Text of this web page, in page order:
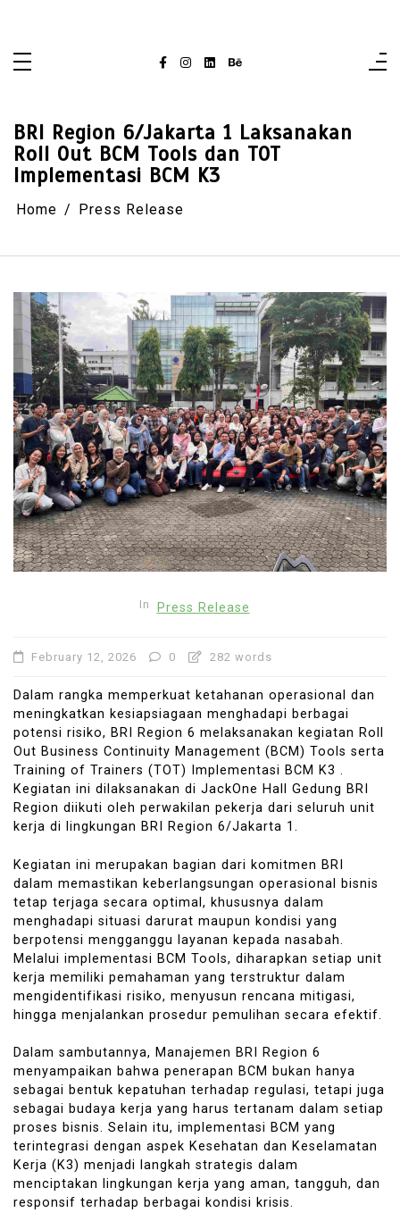
BRI Region 6/Jakarta 1 Laksanakan
Roll Out BCM Tools dan TOT
Implementasi BCM K3
Home Press Release
In Press Release
February 12, 2026 0 282 words
Dalam rangka memperkuat ketahanan operasional dan
meningkatkan kesiapsiagaan menghadapi berbagai
potensi risiko, BRI Region 6 melaksanakan kegiatan Roll
Out Business Continuity Management (BCM) Tools serta
Training of Trainers (TOT) Implementasi BCM K3 .
Kegiatan ini dilaksanakan di JackOne Hall Gedung BRI
Region diikuti oleh perwakilan pekerja dari seluruh unit
kerja di lingkungan BRI Region 6/Jakarta 1.
Kegiatan ini merupakan bagian dari komitmen BRI
dalam memastikan keberlangsungan operasional bisnis
tetap terjaga secara optimal, khususnya dalam
menghadapi situasi darurat maupun kondisi yang
berpotensi mengganggu layanan kepada nasabah.
Melalui implementasi BCM Tools, diharapkan setiap unit
kerja memiliki pemahaman yang terstruktur dalam
mengidentifikasi risiko, menyusun rencana mitigasi,
hingga menjalankan prosedur pemulihan secara efektif.
Dalam sambutannya, Manajemen BRI Region 6
menyampaikan bahwa penerapan BCM bukan hanya
sebagai bentuk kepatuhan terhadap regulasi, tetapi juga
sebagai budaya kerja yang harus tertanam dalam setiap
proses bisnis. Selain itu, implementasi BCM yang
terintegrasi dengan aspek Kesehatan dan Keselamatan
Kerja (K3) menjadi langkah strategis dalam
menciptakan lingkungan kerja yang aman, tangguh, dan
responsif terhadap berbagai kondisi krisis.